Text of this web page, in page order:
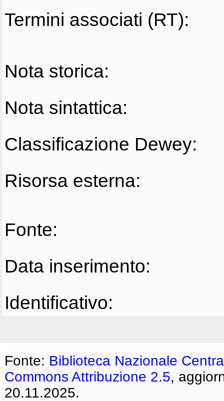
Termini associati (RT):
Nota storica:
Nota sintattica:
Classificazione Dewey:
Risorsa esterna:
Fonte:
Data inserimento:
Identificativo:
Fonte: Biblioteca Nazionale
Commons Attribuzione 2.5,
20.11.2025.